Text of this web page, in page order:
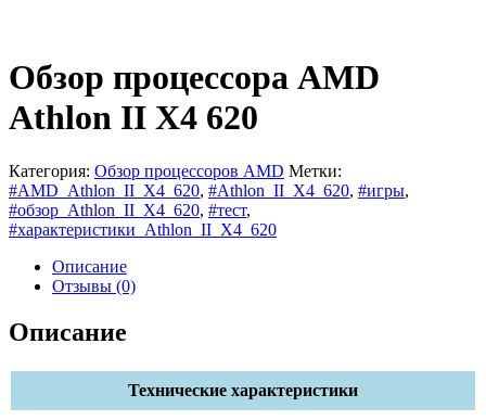
Обзор процессора AMD
Athlon II X4 620
Категория: Обзор процессоров AMD Метки:
#AMD_Athlon_II_X4_620, #Athlon_II_X4_620, #игры,
#обзор_Athlon_II_X4_620, #тест,
#характеристики_Athlon_II_X4_620
Описание
Отзывы (0)
Описание
Технические характеристики